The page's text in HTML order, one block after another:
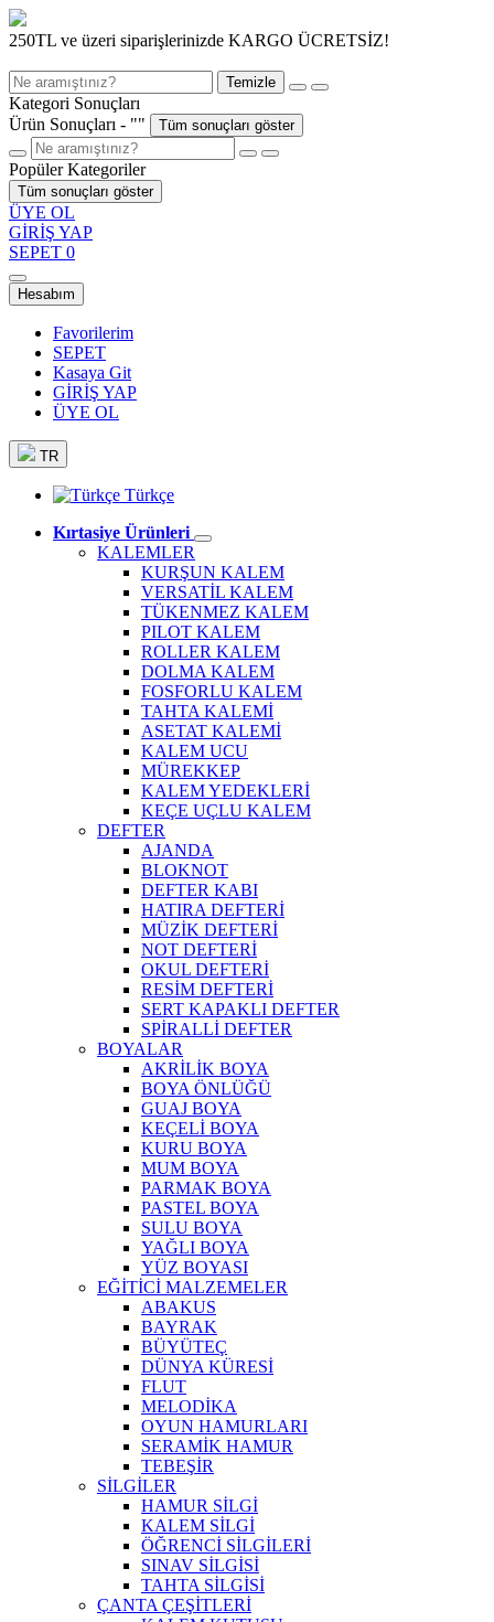
250TL ve üzeri siparişlerinizde KARGO ÜCRETSİZ!
Temizle
Kategori Sonuçları
Ürün Sonuçları - "" Tüm sonuçları göster
Popüler Kategoriler
Tüm sonuçları göster
ÜYE OL
GİRİŞ YAP
SEPET 0
Hesabım
Favorilerim
SEPET
Kasaya Git
GİRİŞ YAP
ÜYE OL
TR
Türkçe
Kırtasiye Ürünleri
KALEMLER
KURŞUN KALEM
VERSATİL KALEM
TÜKENMEZ KALEM
PILOT KALEM
ROLLER KALEM
DOLMA KALEM
FOSFORLU KALEM
TAHTA KALEMİ
ASETAT KALEMİ
KALEM UCU
MÜREKKEP
KALEM YEDEKLERİ
KEÇE UÇLU KALEM
DEFTER
AJANDA
BLOKNOT
DEFTER KABI
HATIRA DEFTERİ
MÜZİK DEFTERİ
NOT DEFTERİ
OKUL DEFTERİ
RESİM DEFTERİ
SERT KAPAKLI DEFTER
SPİRALLİ DEFTER
BOYALAR
AKRİLİK BOYA
BOYA ÖNLÜĞÜ
GUAJ BOYA
KEÇELİ BOYA
KURU BOYA
MUM BOYA
PARMAK BOYA
PASTEL BOYA
SULU BOYA
YAĞLI BOYA
YÜZ BOYASI
EĞİTİCİ MALZEMELER
ABAKUS
BAYRAK
BÜYÜTEÇ
DÜNYA KÜRESİ
FLUT
MELODİKA
OYUN HAMURLARI
SERAMİK HAMUR
TEBEŞİR
SİLGİLER
HAMUR SİLGİ
KALEM SİLGİ
ÖĞRENCİ SİLGİLERİ
SINAV SİLGİSİ
TAHTA SİLGİSİ
ÇANTA ÇEŞİTLERİ